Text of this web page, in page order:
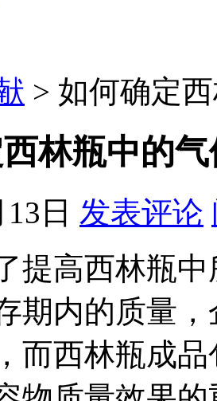
> 如何确定
林瓶中的
日 发表评论
提高西林瓶
期内的质量
而西林瓶成